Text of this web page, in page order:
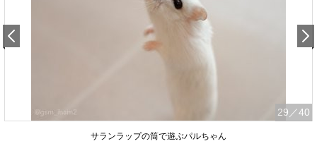
29 ／40
サランラップの筒で遊ぶパルちゃん